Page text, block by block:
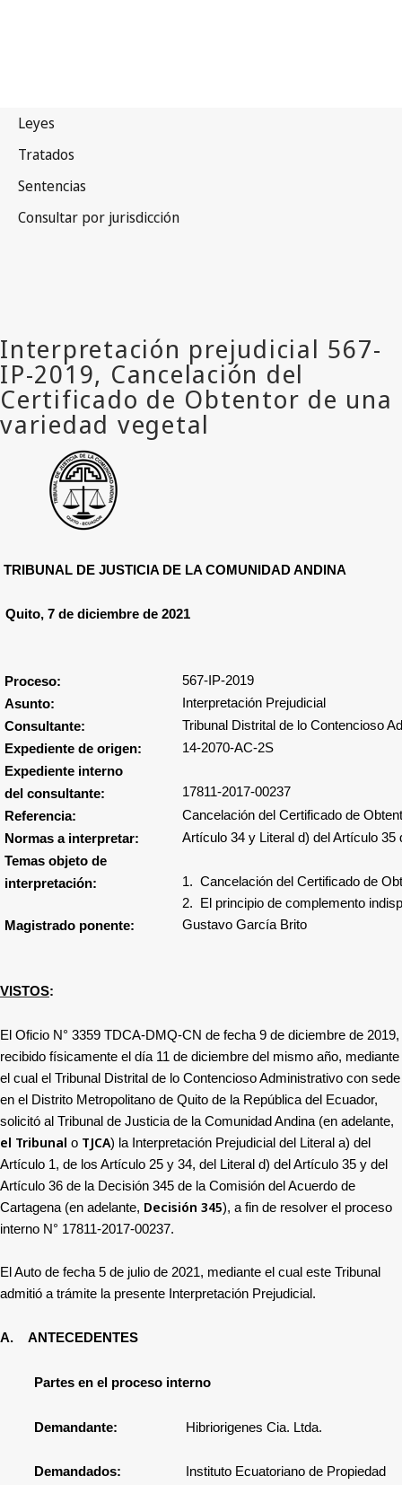
TRIBUNAL DE JUSTICIA DE LA COMUNIDAD ANDINA
Quito, 7 de diciembre de 2021
Proceso:
567-IP-2019
Asunto:
Interpretación Prejudicial
Consultante:
Tribunal Distrital de lo Contencioso
Expediente de origen:
14-2070-AC-2S
Expediente interno
del consultante:
17811-2017-00237
Referencia:
Cancelación del Certificado de
Normas a interpretar:
Artículo 34 y Literal d) del Artículo 35
Temas objeto de
interpretación:
1. Cancelación del Certificado de
2.
El principio de complemento
Magistrado ponente:
Gustavo García Brito
VISTOS:
El Oficio N° 3359 TDCA-DMQ-CN de fecha 9 de diciembre de 2019,
recibido físicamente el día 11 de diciembre del mismo año, mediante
el cual el Tribunal Distrital de lo Contencioso Administrativo con sede
en el Distrito Metropolitano de Quito de la República del Ecuador,
solicitó al Tribunal de Justicia de la Comunidad Andina (en adelante,
el Tribunal o TJCA) la Interpretación Prejudicial del Literal a) del
Artículo 1, de los Artículo 25 y 34, del Literal d) del Artículo 35 y del
Artículo 36 de la Decisión 345 de la Comisión del Acuerdo de
Cartagena (en adelante, Decisión 345), a fin de resolver el proceso
interno N° 17811-2017-00237.
El Auto de fecha 5 de julio de 2021, mediante el cual este Tribunal
admitió a trámite la presente Interpretación Prejudicial.
A. ANTECEDENTES
Partes en el proceso interno
Demandante: Hibriorigenes Cia. Ltda.
Demandados:
Instituto Ecuatoriano de Propiedad